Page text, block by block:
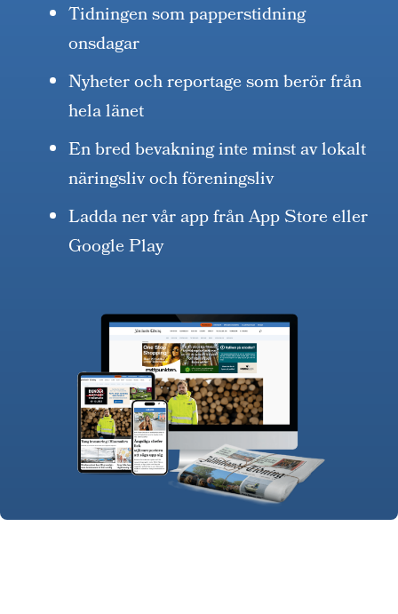
Tidningen som papperstidning
onsdagar
Nyheter och reportage som berör från
hela länet
En bred bevakning inte minst av lokalt
näringsliv och föreningsliv
Ladda ner vår app från App Store eller
Google Play